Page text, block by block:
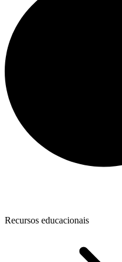
Recursos educacionais